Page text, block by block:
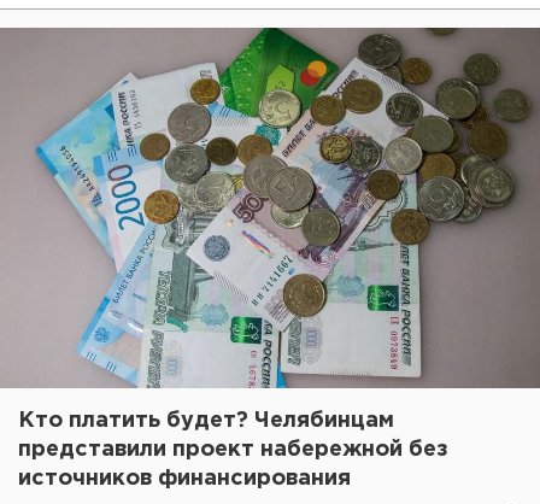
Кто платить будет? Челябинцам
представили проект набережной без
источников финансирования